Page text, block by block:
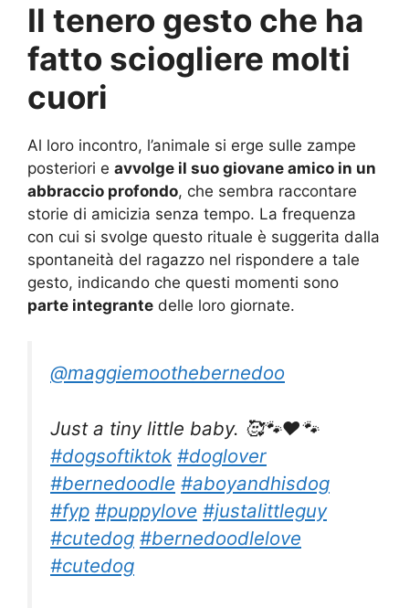
Il tenero gesto che ha
fatto sciogliere molti
cuori
Al loro incontro, l’animale si erge sulle zampe
posteriori e avvolge il suo giovane amico in un
abbraccio profondo, che sembra raccontare
storie di amicizia senza tempo. La frequenza
con cui si svolge questo rituale è suggerita dalla
spontaneità del ragazzo nel rispondere a tale
gesto, indicando che questi momenti sono
parte integrante delle loro giornate.
@maggiemoothebernedoo
Just a tiny little baby. 🥰🐾♥️🐾
#dogsoftiktok #doglover
#bernedoodle #aboyandhisdog
#fyp #puppylove #justalittleguy
#cutedog #bernedoodlelove
#cutedog